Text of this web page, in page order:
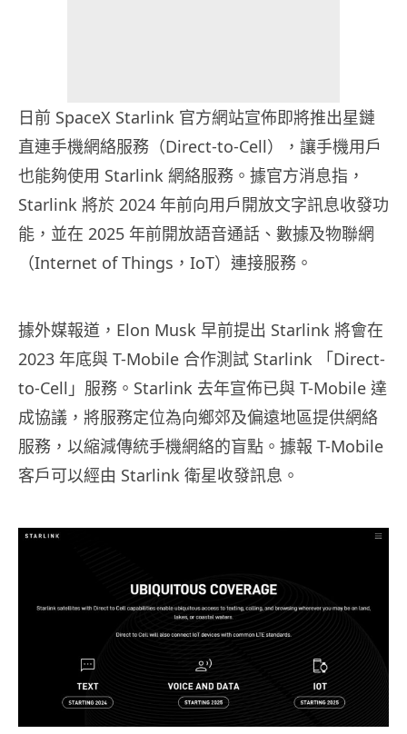
日前 SpaceX Starlink 官方網站宣佈即將推出星鏈
直連手機網絡服務（Direct-to-Cell），讓手機用戶
也能夠使用 Starlink 網絡服務。據官方消息指，
Starlink 將於 2024 年前向用戶開放文字訊息收發功
能，並在 2025 年前開放語音通話、數據及物聯網
（Internet of Things，IoT）連接服務。
據外媒報道，Elon Musk 早前提出 Starlink 將會在
2023 年底與 T-Mobile 合作測試 Starlink 「Direct-
to-Cell」服務。Starlink 去年宣佈已與 T-Mobile 達
成協議，將服務定位為向鄉郊及偏遠地區提供網絡
服務，以縮減傳統手機網絡的盲點。據報 T-Mobile
客戶可以經由 Starlink 衛星收發訊息。